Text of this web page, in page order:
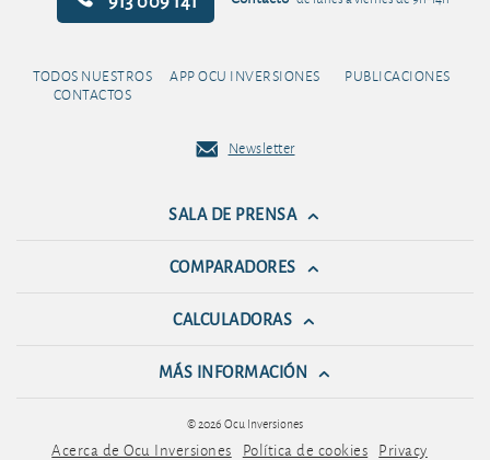
TODOS NUESTROS
CONTACTOS
APP OCU INVERSIONES PUBLICACIONES
Newsletter
SALA DE PRENSA
COMPARADORES
CALCULADORAS
MÁS INFORMACIÓN
© 2026 Ocu Inversiones
Acerca de Ocu Inversiones Política de cookies Privacy